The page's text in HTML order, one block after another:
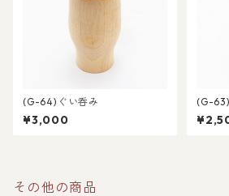
(G-64)ぐい呑み
¥3,000
(G-
その他の商品